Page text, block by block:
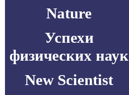
Nature
Успехи
физических наук
New Scientist